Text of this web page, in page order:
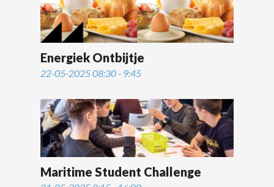
Energiek Ontbijtje
22-05-2025 08:30 - 9:45
Maritime Student Challenge